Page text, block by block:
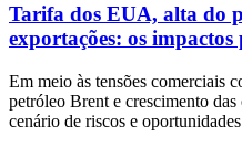
Tarifa dos EUA, alta do
exportações: os
Em meio às tensões comerciais
petróleo Brent e crescimento
cenário de riscos e oportunidades